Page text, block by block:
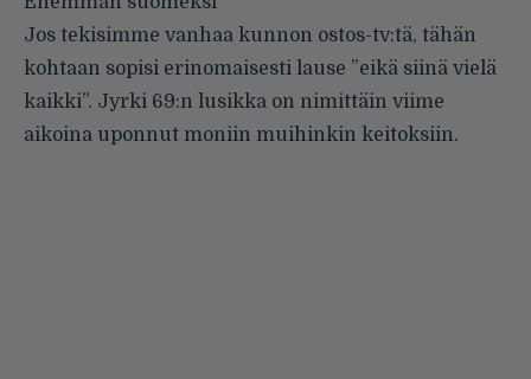
Jos tekisimme vanhaa kunnon ostos-tv:tä, tähän
kohtaan sopisi erinomaisesti lause ”eikä siinä vielä
kaikki”. Jyrki 69:n lusikka on nimittäin viime
aikoina uponnut moniin muihinkin keitoksiin.